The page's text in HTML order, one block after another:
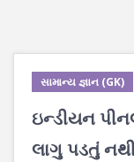
સામાન્ય જ્ઞાન (GK)
ઇન્ડીયન
લાગુ પડતું